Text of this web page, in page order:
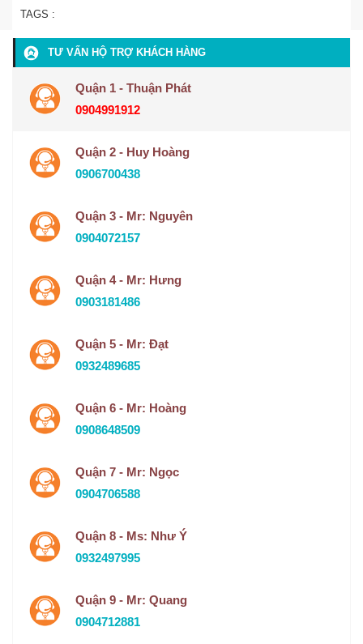
TAGS :
TƯ VẤN HỘ TRỢ KHÁCH HÀNG
Quận 1 - Thuận Phát
0904991912
Quận 2 - Huy Hoàng
0906700438
Quận 3 - Mr: Nguyên
0904072157
Quận 4 - Mr: Hưng
0903181486
Quận 5 - Mr: Đạt
0932489685
Quận 6 - Mr: Hoàng
0908648509
Quận 7 - Mr: Ngọc
0904706588
Quận 8 - Ms: Như Ý
0932497995
Quận 9 - Mr: Quang
0904712881